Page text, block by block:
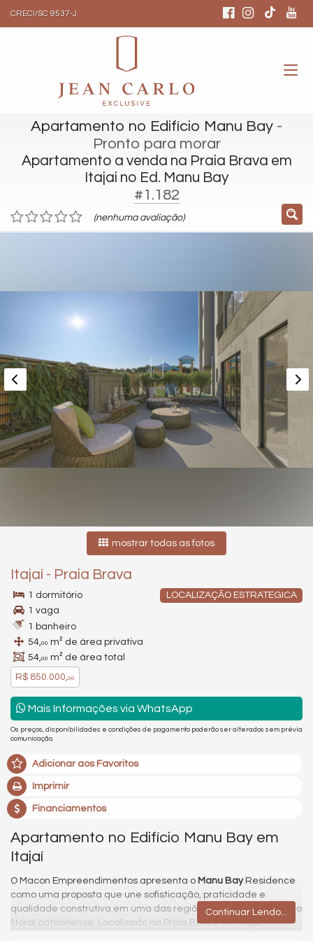
CRECI/SC 9537-J
Apartamento no Edifício Manu Bay -
Pronto para morar
Apartamento a venda na Praia Brava em
Itajai no Ed. Manu Bay
#1.182
(nenhuma avaliação)
mostrar todas as fotos
Itajaí - Praia Brava
LOCALIZAÇÃO ESTRATEGICA
1 dormitório
1 vaga
1 banheiro
54,00 m² de área privativa
54,00 m² de área total
R$ 850.000,00
Mais Informações via WhatsApp
Os preços, disponibilidades e condições de pagamento poderão ser alterados sem prévia
comunicação.
Adicionar aos Favoritos
Imprimir
Financiamentos
Apartamento no Edifício Manu Bay em
Itajaí
O Macon Empreendimentos apresenta o Manu BayResidence
como uma proposta que une sofisticação, praticidade e
qualidade construtiva em uma das regiões mais valorizadas do
litoral catarinense. Localizado na Praia Brava, em Itajaí, o
Continuar Lendo...